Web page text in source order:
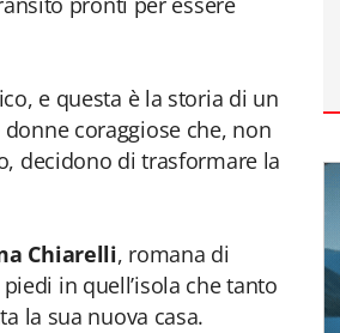
e questa è la storia di un
coraggiose che, non
decidono di trasformare la
Chiarelli, romana di
in quell’isola che tanto
la sua nuova casa.